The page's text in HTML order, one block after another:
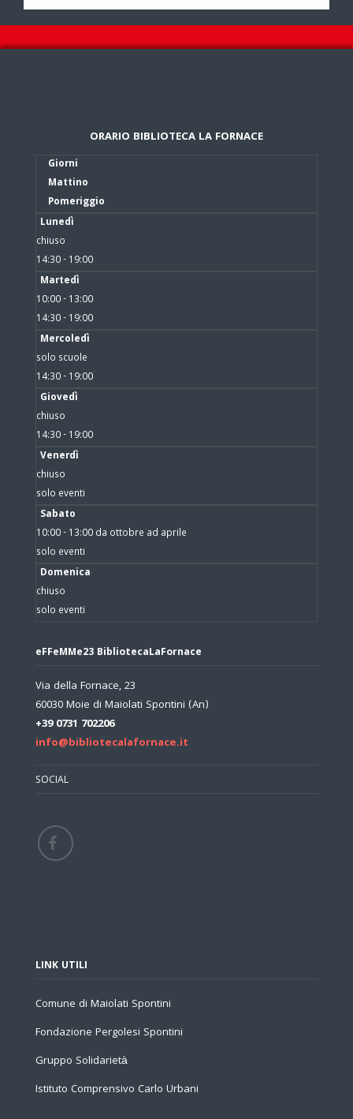
ORARIO BIBLIOTECA LA FORNACE
Giorni
Mattino
Pomeriggio
Lunedì
chiuso
14:30 - 19:00
Martedì
10:00 - 13:00
14:30 - 19:00
Mercoledì
solo scuole
14:30 - 19:00
Giovedì
chiuso
14:30 - 19:00
Venerdì
chiuso
solo eventi
Sabato
10:00 - 13:00 da ottobre ad aprile
solo eventi
Domenica
chiuso
solo eventi
eFFeMMe23 BibliotecaLaFornace
Via della Fornace, 23
60030 Moie di Maiolati Spontini (An)
+39 0731 702206
info@bibliotecalafornace.it
SOCIAL
LINK UTILI
Comune di Maiolati Spontini
Fondazione Pergolesi Spontini
Gruppo Solidarietà
Istituto Comprensivo Carlo Urbani